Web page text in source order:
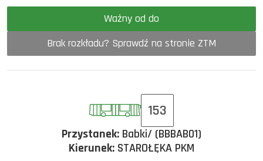
Ważny od do
Brak rozkładu? Sprawdź na stronie ZTM
153
Przystanek: Babki/ (BBBAB01)
Kierunek: STAROŁĘKA PKM